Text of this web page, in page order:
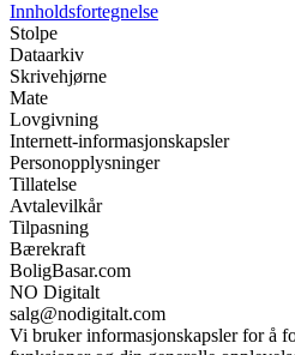
Innholdsfortegnelse
Stolpe
Dataarkiv
Skrivehjørne
Mate
Lovgivning
Internett-informasjonskapsler
Personopplysninger
Tillatelse
Avtalevilkår
Tilpasning
Bærekraft
BoligBasar.com
NO Digitalt
salg@nodigitalt.com
Vi bruker informasjonskapsler for å